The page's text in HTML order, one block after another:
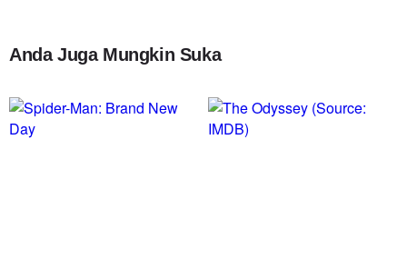
Anda Juga Mungkin Suka